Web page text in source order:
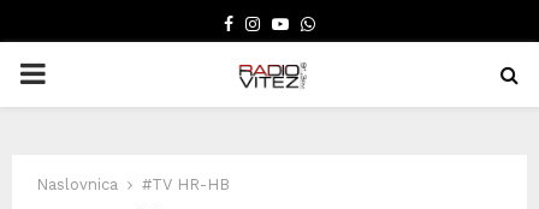
FACEBOOK
INSTAGRAM
YOUTUBE
WHATSAPP
PRIMARY
Naslovnica #TV HR-HB